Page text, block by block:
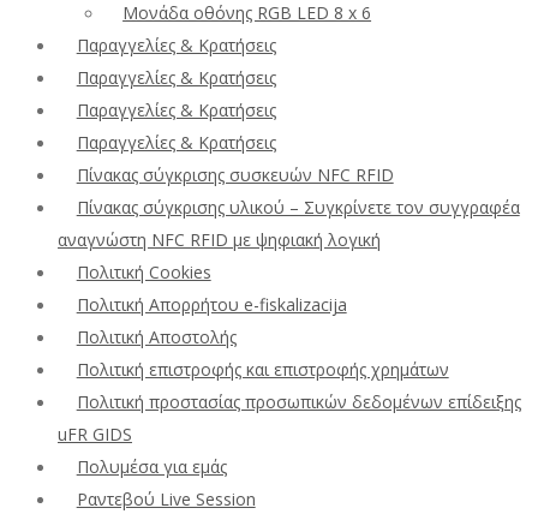
Μονάδα οθόνης RGB LED 8 x 6
Παραγγελίες & Κρατήσεις
Παραγγελίες & Κρατήσεις
Παραγγελίες & Κρατήσεις
Παραγγελίες & Κρατήσεις
Πίνακας σύγκρισης συσκευών NFC RFID
Πίνακας σύγκρισης υλικού – Συγκρίνετε τον συγγραφέα
αναγνώστη NFC RFID με ψηφιακή λογική
Πολιτική Cookies
Πολιτική Απορρήτου e-fiskalizacija
Πολιτική Αποστολής
Πολιτική επιστροφής και επιστροφής χρημάτων
Πολιτική προστασίας προσωπικών δεδομένων επίδειξης
uFR GIDS
Πολυμέσα για εμάς
Ραντεβού Live Session